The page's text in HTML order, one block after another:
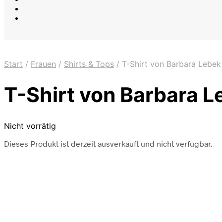
Start / Frauen / Shirts & Tops / T-Shirt von Barbara Lebek
T-Shirt von Barbara
Nicht vorrätig
Dieses Produkt ist derzeit ausverkauft und nicht verfügbar.